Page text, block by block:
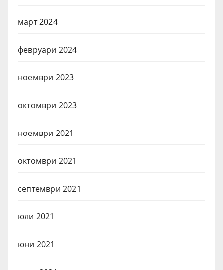
март 2024
февруари 2024
ноември 2023
октомври 2023
ноември 2021
октомври 2021
септември 2021
юли 2021
юни 2021